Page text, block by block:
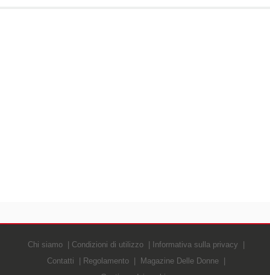
Chi siamo Condizioni di utilizzo
Informativa sulla privacy
Contatti
Regolamento
Magazine Delle Donne